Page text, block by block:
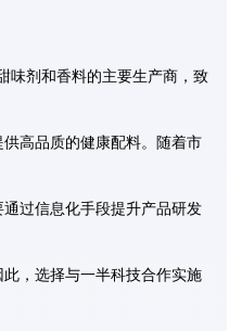
味剂和香料的主要生产商，致
高品质的健康配料。随着市
过信息化手段提升产品研发
，选择与一半科技合作实施